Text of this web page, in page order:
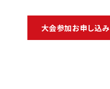
大会参加お申し込み